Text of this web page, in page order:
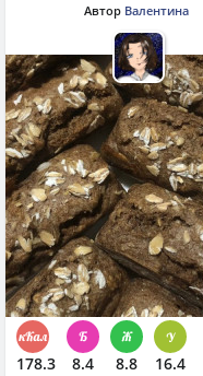
Автор Валентина
178.3 8.4 8.8 16.4